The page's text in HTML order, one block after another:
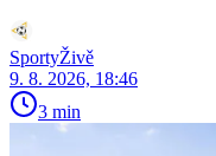
SportyŽivě
9. 8. 2026, 18:46
3 min